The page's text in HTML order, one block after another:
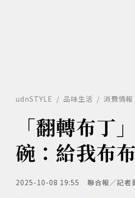
udnSTYLE 品味生活 消費情報
「翻轉布丁
碗：給我布布
2025-10-08 19:55 聯合報／記者